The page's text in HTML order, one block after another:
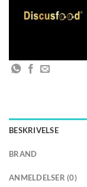
BESKRIVELSE
BRAND
ANMELDELSER (0)